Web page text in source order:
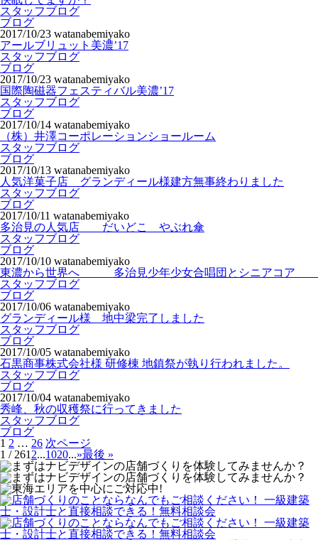
スタッフブログ
ブログ
2017/10/23 watanabemiyako
アールブリュット美濃’17
スタッフブログ
ブログ
2017/10/23 watanabemiyako
国際陶磁器フェスティバル美濃’17
スタッフブログ
ブログ
2017/10/14 watanabemiyako
（株）井澤コーポレーションショールーム
スタッフブログ
ブログ
2017/10/13 watanabemiyako
人気洋菓子店 グランディール様建方無事終わりました
スタッフブログ
ブログ
2017/10/11 watanabemiyako
多治見の人気店 だいどこ やぶれ傘
スタッフブログ
ブログ
2017/10/10 watanabemiyako
東濃から世界へ 多治見少年少女合唱団とシニアコア
スタッフブログ
ブログ
2017/10/06 watanabemiyako
グランディール様 地中梁完了しました
スタッフブログ
ブログ
2017/10/05 watanabemiyako
石黒商事株式会社様 研修棟 地鎮祭が執り行われました。
スタッフブログ
ブログ
2017/10/04 watanabemiyako
秀峰、秋の収穫祭に行ってきました
スタッフブログ
ブログ
投
稿
ナ
ビ
ゲ
ー
シ
ョ
ン
ペ
ー
ジ
1 ペ
ー
ジ
2 … ペ
ー
ジ
26 次ページ
1 / 261 2...1020...»最後 »